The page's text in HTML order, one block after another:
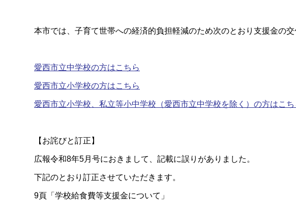
本市では、子育て世帯への経済的負担軽減のため次のとおり支援金の
愛西市立中学校の方はこちら
愛西市立小学校の方はこちら
愛西市立小学校、私立等小中学校（愛西市立中学校を除く）の方はこち
【お詫びと訂正】
広報令和8年5月号におきまして、記載に誤りがありました。
下記のとおり訂正させていただきます。
9頁「学校給食費等支援金について」